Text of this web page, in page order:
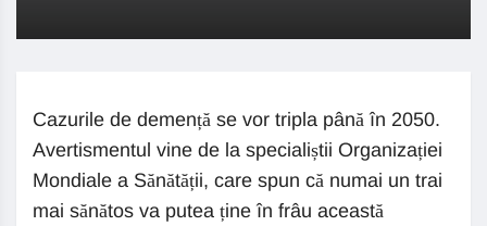
Cazurile de demență se vor tripla până în 2050.
Avertismentul vine de la specialiștii Organizației
Mondiale a Sănătății, care spun că numai un trai
mai sănătos va putea ține în frâu această